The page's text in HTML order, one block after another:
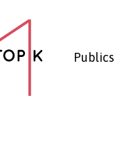
Publics